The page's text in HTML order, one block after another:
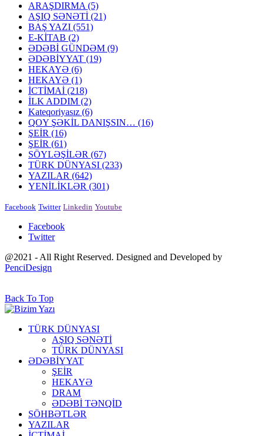
ARAŞDIRMA (5)
AŞIQ SƏNƏTİ (21)
BAŞ YAZI (551)
E-KİTAB (2)
ƏDƏBİ GÜNDƏM (9)
ƏDƏBİYYAT (19)
HEKAYƏ (6)
HEKAYƏ (1)
İCTİMAİ (218)
İLK ADDIM (2)
Kateqoriyasız (6)
QOY ŞƏKİL DANIŞSIN… (16)
ŞEİR (16)
ŞEİR (61)
SÖYLƏŞİLƏR (67)
TÜRK DÜNYASI (233)
YAZILAR (642)
YENİLİKLƏR (301)
Facebook Twitter Linkedin Youtube
Facebook
Twitter
@2021 - All Right Reserved. Designed and Developed by
PenciDesign
Back To Top
TÜRK DÜNYASI
AŞIQ SƏNƏTİ
TÜRK DÜNYASI
ƏDƏBİYYAT
ŞEİR
HEKAYƏ
DRAM
ƏDƏBİ TƏNQİD
SÖHBƏTLƏR
YAZILAR